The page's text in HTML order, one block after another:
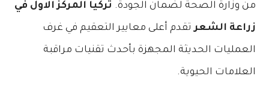
من وزارة الصحة لضمان الجودة. تركيا المركز الاول في
زراعة الشعرتقدم أعلى معايير التعقيم في غرف
العمليات الحديثة المجهزة بأحدث تقنيات مراقبة
العلامات الحيوية.